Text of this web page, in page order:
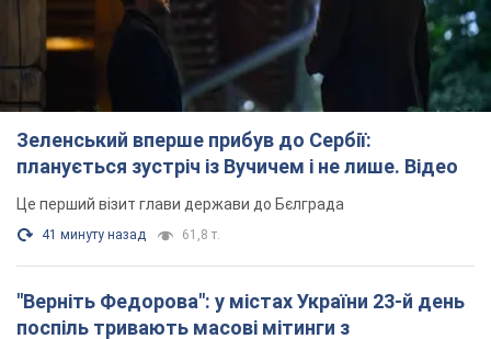
41 минуту назад 61,8 т.
"Верніть Федорова": у містах України 23-й день
поспіль тривають масові мітинги з
картонками. Фото і відео
Учасники акцій продовжують серію щоденних протестів
час назад 1,8 т.
Сенат США схвалив законопроєкт Грема про
санкції проти Росії: що далі
Документ передбачає нові економічні обмеження